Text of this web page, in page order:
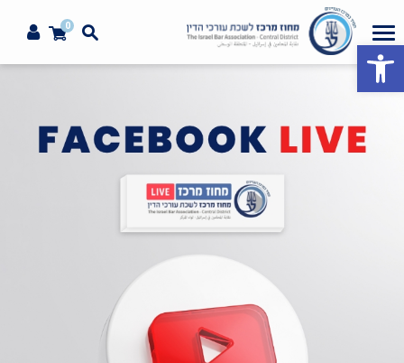
פתח סרגל נגישות
0